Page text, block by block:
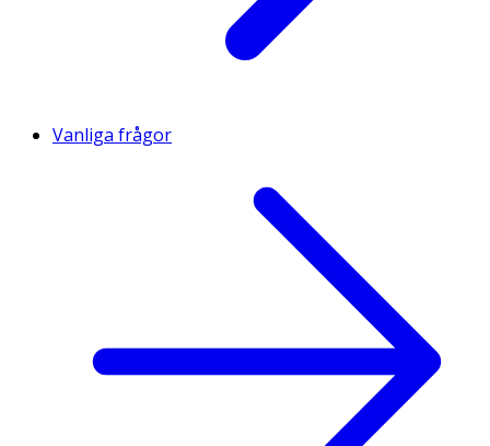
Vanliga frågor